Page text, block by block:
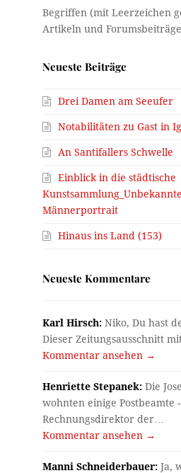
Neueste Beiträge
Drei Damen am Seeufer
Notabilitäten zu Gast in
An Santifallers Schwelle
Einblick in die städtische
Männerportrait
Hinaus ins Land (153)
Neueste Kommentare
Karl Hirsch: Niko, Du hast
Dieser Zeitungsausschnitt
Kommentar ansehen →
Henriette Stepanek: Die
wohnten einige Postbeamte
Rechnungsdirektor der…
Kommentar ansehen →
Manni Schneiderbauer: Ja,